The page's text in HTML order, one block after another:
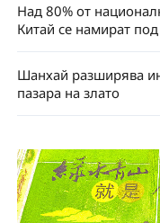
Над 80% от
Китай се намират
Шанхай разширява
пазара на злато